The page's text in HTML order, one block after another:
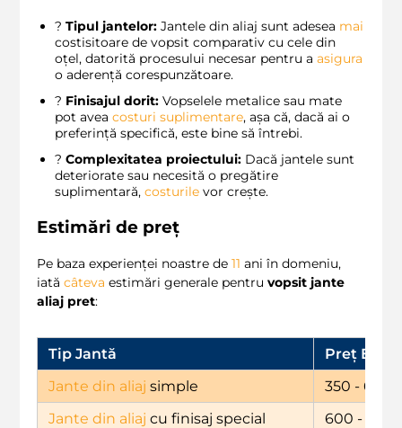
?️ Tipul jantelor: Jantele din aliaj sunt adesea mai
costisitoare de vopsit comparativ cu cele din
oțel, datorită procesului necesar pentru a asigura
o aderență corespunzătoare.
? Finisajul dorit: Vopselele metalice sau mate
pot avea costuri suplimentare, așa că, dacă ai o
preferință specifică, este bine să întrebi.
? Complexitatea proiectului: Dacă jantele sunt
deteriorate sau necesită o pregătire
suplimentară, costurile vor crește.
Estimări de preț
Pe baza experienței noastre de 11 ani în domeniu,
iată câteva estimări generale pentru vopsit jante
aliaj pret:
Tip Jantă
Preț
Jante din aliaj simple
350 - 600
Jante din aliaj cu finisaj special
600 - 900